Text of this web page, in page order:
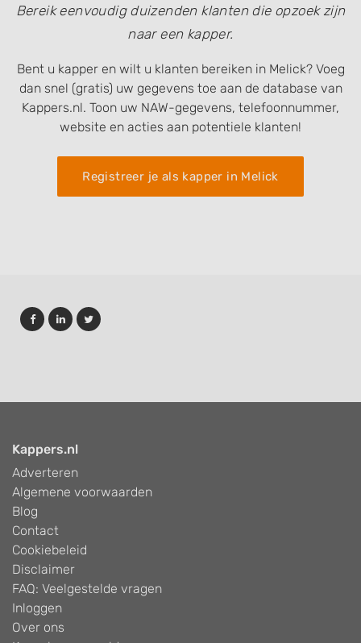
Bereik eenvoudig duizenden klanten die opzoek zijn
naar een kapper.
Bent u kapper en wilt u klanten bereiken in Melick? Voeg
dan snel (gratis) uw gegevens toe aan de database van
Kappers.nl. Toon uw NAW-gegevens, telefoonnummer,
website en acties aan potentiele klanten!
Registreer je als kapper in Melick
Kappers.nl
Adverteren
Algemene voorwaarden
Blog
Contact
Cookiebeleid
Disclaimer
FAQ: Veelgestelde vragen
Inloggen
Over ons